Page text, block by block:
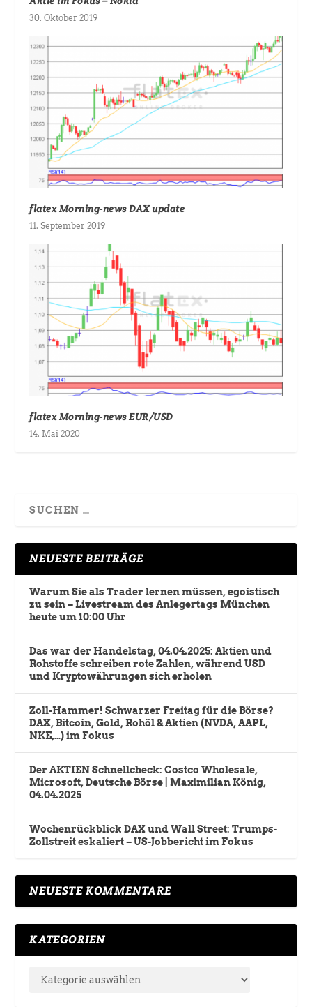
30. Oktober 2019
flatex Morning-news DAX update
11. September 2019
flatex Morning-news EUR/USD
14. Mai 2020
NEUESTE BEITRÄGE
Warum Sie als Trader lernen müssen, egoistisch
zu sein – Livestream des Anlegertags München
heute um 10:00 Uhr
Das war der Handelstag, 04.04.2025: Aktien und
Rohstoffe schreiben rote Zahlen, während USD
und Kryptowährungen sich erholen
Zoll-Hammer! Schwarzer Freitag für die Börse?
DAX, Bitcoin, Gold, Rohöl & Aktien (NVDA, AAPL,
NKE,…) im Fokus
Der AKTIEN Schnellcheck: Costco Wholesale,
Microsoft, Deutsche Börse | Maximilian König,
04.04.2025
Wochenrückblick DAX und Wall Street: Trumps-
Zollstreit eskaliert – US-Jobbericht im Fokus
NEUESTE KOMMENTARE
KATEGORIEN